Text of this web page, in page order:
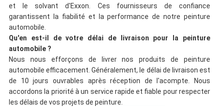
et le solvant d'Exxon. Ces fournisseurs de confiance
garantissent la fiabilité et la performance de notre peinture
automobile.
Qu'en est-il de votre délai de livraison pour la peinture
automobile ?
Nous nous efforçons de livrer nos produits de peinture
automobile efficacement. Généralement, le délai de livraison est
de 10 jours ouvrables après réception de l'acompte. Nous
accordons la priorité à un service rapide et fiable pour respecter
les délais de vos projets de peinture.